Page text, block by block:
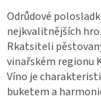
Odrůdové
nejkvalitnějších
Rkatsiteli
vinařském regionu
Víno je
buketem a